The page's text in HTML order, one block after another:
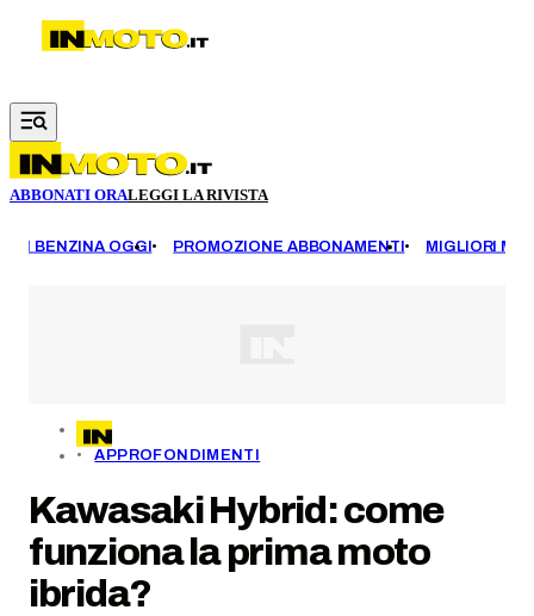
Vai al contenuto principale
ABBONATI ORALEGGI LA RIVISTA
BENZINA OGGI PROMOZIONE ABBONAMENTI MIGLIORI
APPROFONDIMENTI
Kawasaki Hybrid: come
funziona la prima moto
ibrida?